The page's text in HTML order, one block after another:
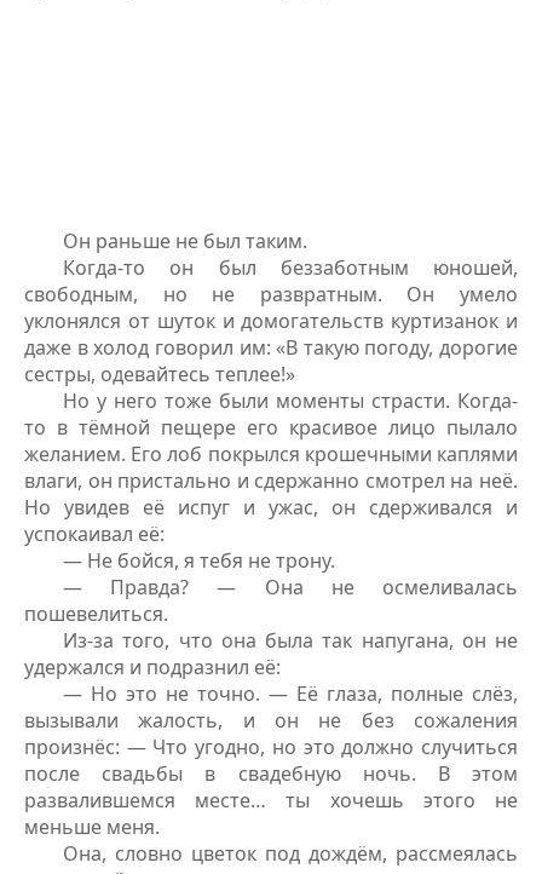
Он раньше не был таким.
Когда-то он был беззаботным юношей,
свободным, но не развратным. Он умело
уклонялся от шуток и домогательств куртизанок и
даже в холод говорил им: «В такую погоду, дорогие
сестры, одевайтесь теплее!»
Но у него тоже были моменты страсти. Когда-
то в тёмной пещере его красивое лицо пылало
желанием. Его лоб покрылся крошечными каплями
влаги, он пристально и сдержанно смотрел на неё.
Но увидев её испуг и ужас, он сдерживался и
успокаивал её:
— Не бойся, я тебя не трону.
— Правда? — Она не осмеливалась
пошевелиться.
Из-за того, что она была так напугана, он не
удержался и подразнил её:
— Но это не точно. — Её глаза, полные слёз,
вызывали жалость, и он не без сожаления
произнёс: — Что угодно, но это должно случиться
после свадьбы в свадебную ночь. В этом
развалившемся месте… ты хочешь этого не
меньше меня.
Она, словно цветок под дождём, рассмеялась